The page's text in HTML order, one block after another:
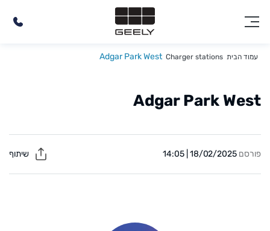
עמוד הבית Charger stations
Adgar Park West
Adgar Park West
פורסם 18/02/2025 | 14:05